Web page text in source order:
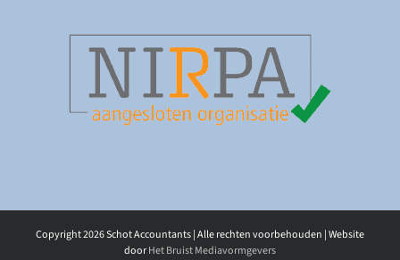
Copyright2026 Schot Accountants | Alle rechten voorbehouden | Website
doorHet Bruist Mediavormgevers